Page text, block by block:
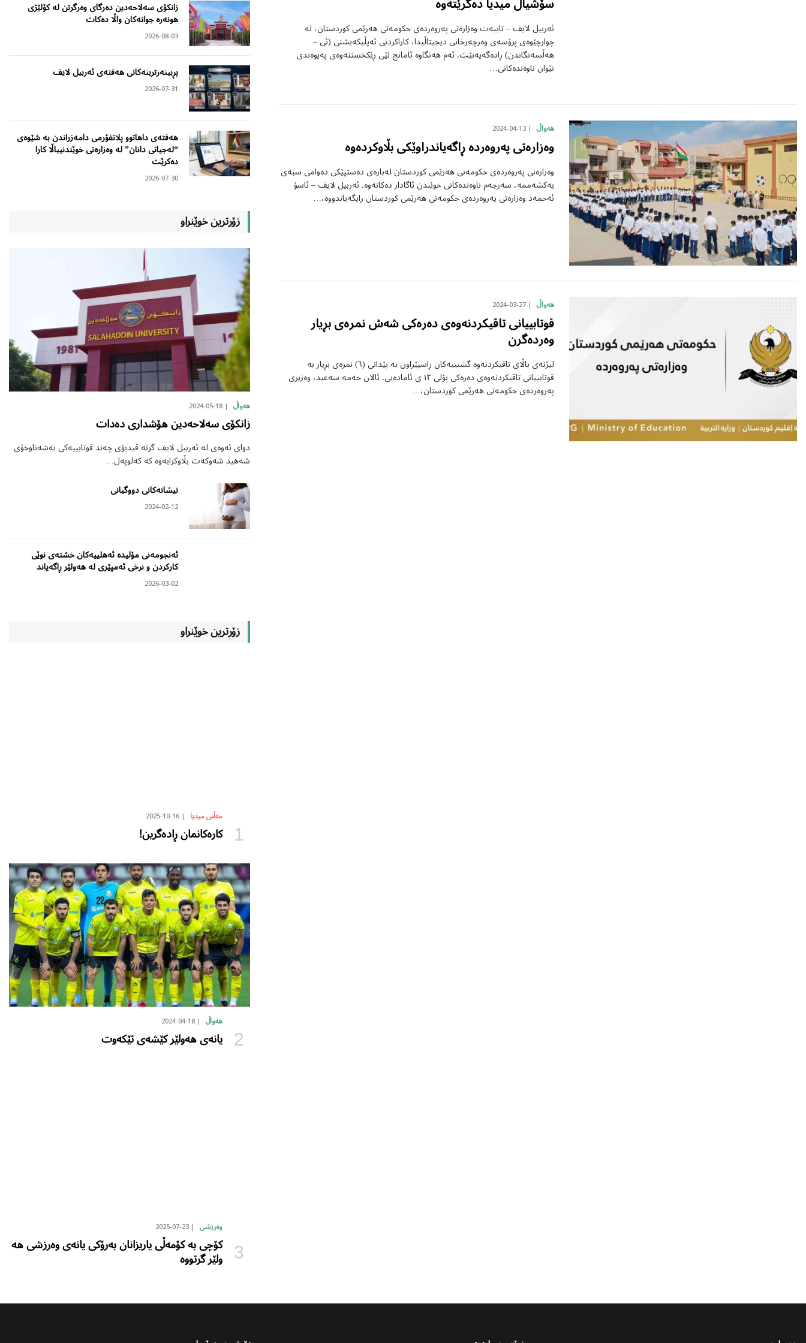
سۆشیال میدیا دەگرێتەوە
ئەربیل لایف – تایبەت وەزارەتی پەروەردەی حکومەتی هەرێمی کوردستان، لە
چوارچێوەی پرۆسەی وەرچەرخانی دیجیتاڵیدا، کاراکردنی ئەپڵیکەیشنی (ئی –
هەڵسەنگاندن) ڕادەگەیەنێت. ئەم هەنگاوە ئامانج لێی ڕێکخستنەوەی پەیوەندی
نێوان ناوەندەکانی…
هەواڵ 2024-04-13
وەزارەتی پەروەردە ڕاگەیاندراوێکی بڵاوکردەوە
وەزارەتی پەروەردەی حکومەتی هەرێمی کوردستان لەبارەی دەستپێکی دەوامی سبەی
یەکشەممە، سەرجەم ناوەندەکانی خوێندن ئاگادار دەکاتەوە. ئەربیل لایف – ئاسۆ
ئەحمەد وەزارەتی پەروەردەی حکومەتی هەرێمی کوردستان رایگەیاندووە،…
هەواڵ 2024-03-27
قوتابییانی تاقیکردنەوەی دەرەکی شەش نمرەی بڕیار
وەردەگرن
لیژنەی باڵای تاقیکردنەوە گشتییەکان ڕاسپێراون بە پێدانی (٦) نمرەی بڕیار بە
قوتابییانی تاقیکردنەوەی دەرەکی پۆلی ١٢ ی ئامادەیی. ئالان حەمە سەعید، وەزیری
پەروەردەی حکومەتی هەرێمی کوردستان،…
زانکۆی سەلاحەدین دەرگای وەرگرتن لە کۆلێژی
هونەرە جوانەکان واڵا دەکات
2026-08-03
پڕبینەرترینەکانی هەفتەی ئەربیل لایف
2026-07-31
هەفتەی داهاتوو پلاتفۆرمی دامەزراندن بە شێوەی
“لەجیاتی دانان” لە وەزارەتی خوێندنیباڵا کارا
دەکرێت
2026-07-30
زۆرترین خوێنراو
هەواڵ 2024-05-18
زانکۆی سەلاحەدین هۆشداری دەدات
دوای ئەوەی لە ئەربیل لایف گرتە ڤیدیۆی چەند قوتابییەکی بەشەناوخۆی
شەهید شەوکەت بڵاوکرایەوە کە کەلوپەل…
نیشانەکانی دووگیانی
2024-02-12
ئەنجومەنی مۆلیدە ئەهلییەکان خشتەی نوێی
کارکردن و نرخی ئەمپێری لە هەولێر ڕاگەیاند
2026-03-02
زۆرترین خوێنراو
مەڵتی میدیا 2025-10-16
کارەکانمان ڕادەگرین!
هەواڵ 2024-04-18
یانەی هەولێر کێشەی تێکەوت
وەرزشی 2025-07-23
کۆچی بە کۆمەڵی یاریزانان بەرۆکی یانەی وەرزشی هە
ولێر گرتووە